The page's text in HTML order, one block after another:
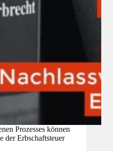
Prozesses können
der Erbschaftsteuer